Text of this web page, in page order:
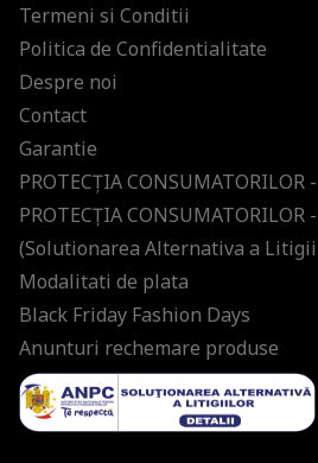
Termeni si Conditii
Politica de Confidentialitate
Despre noi
Contact
Garantie
PROTECŢIA CONSUMATORILOR -
PROTECŢIA CONSUMATORILOR -
(Solutionarea Alternativa a
Modalitati de plata
Black Friday Fashion Days
Anunturi rechemare produse